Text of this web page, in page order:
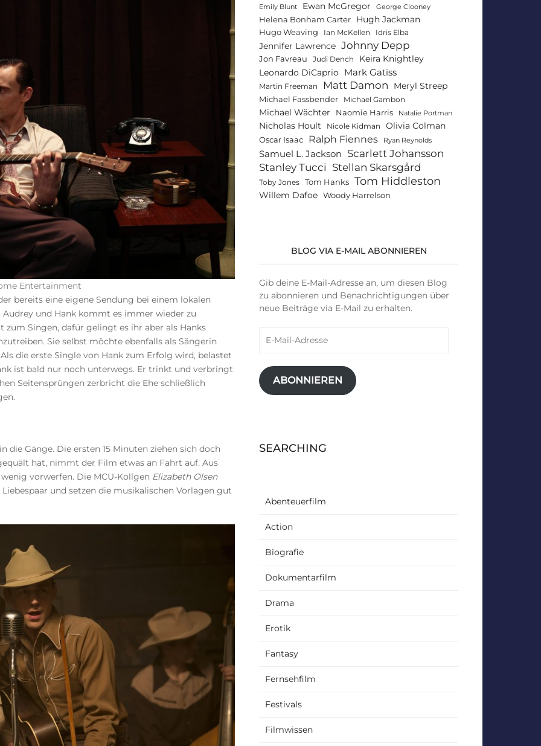
Entertainment
bereits eine eigene Sendung bei einem lokalen
und Hank kommt es immer wieder zu
zum Singen, dafür gelingt es ihr aber als Hanks
Sie selbst möchte ebenfalls als Sängerin
die erste Single von Hank zum Erfolg wird, belastet
ist bald nur noch unterwegs. Er trinkt und verbringt
Seitensprüngen zerbricht die Ehe schließlich
die Gänge. Die ersten 15 Minuten ziehen sich doch
hat, nimmt der Film etwas an Fahrt auf. Aus
vorwerfen. Die MCU-Kollgen Elizabeth Olsen
und setzen die musikalischen Vorlagen gut
Emily Blunt
Ewan McGregor George Clooney
Helena Bonham Carter Hugh Jackman
Hugo Weaving Ian McKellen Idris Elba
Jennifer Lawrence Johnny Depp
Jon Favreau Judi Dench
Keira Knightley
Leonardo DiCaprio
Mark Gatiss
Martin Freeman Matt Damon Meryl Streep
Michael Fassbender Michael Gambon
Michael Wächter Naomie Harris Natalie Portman
Nicholas Hoult Nicole Kidman Olivia Colman
Oscar Isaac Ralph Fiennes Ryan Reynolds
Samuel L. Jackson Scarlett Johansson
Stanley Tucci Stellan Skarsgård
Toby Jones Tom Hanks Tom Hiddleston
Willem Dafoe Woody Harrelson
BLOG VIA E-MAIL ABONNIEREN
Gib deine E-Mail-Adresse an, um diesen Blog
zu abonnieren und Benachrichtigungen über
neue Beiträge via E-Mail zu erhalten.
Mail-
ABONNIEREN
SEARCHING
Abenteuerfilm
Action
Biografie
Dokumentarfilm
Drama
Erotik
Fantasy
Fernsehfilm
Festivals
Filmwissen